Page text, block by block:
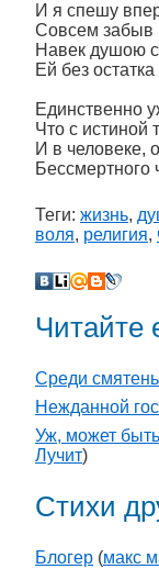
И я спешу
Совсем забыв
Навек душою
Ей без
Единственно
Что с истиной
И в человеке,
Бессмертного
Теги: жизнь,
воля, религия,
Читайте
Среди
Нежданной
Уж, может
Лучит)
Стихи
Блогер (макс